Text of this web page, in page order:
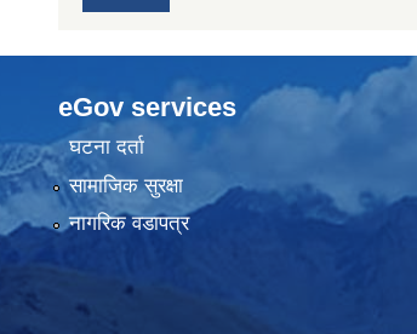
eGov services
घटना दर्ता
सामाजिक सुरक्षा
नागरिक वडापत्र